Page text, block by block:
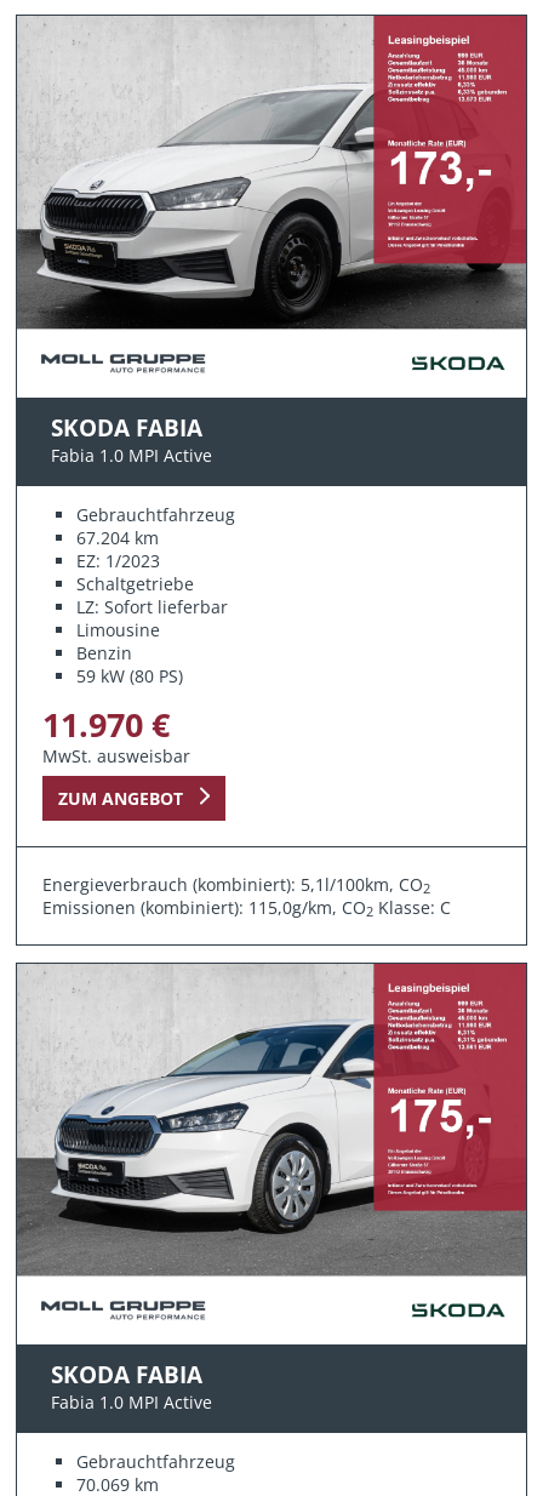
SKODA FABIA
Fabia 1.0 MPI Active
Gebrauchtfahrzeug
67.204 km
EZ: 1/2023
Schaltgetriebe
LZ: Sofort lieferbar
Limousine
Benzin
59 kW (80 PS)
11.970 €
MwSt. ausweisbar
ZUM ANGEBOT
Energieverbrauch (kombiniert): 5,1l/100km, CO2
Emissionen (kombiniert): 115,0g/km, CO2 Klasse: C
SKODA FABIA
Fabia 1.0 MPI Active
Gebrauchtfahrzeug
70.069 km